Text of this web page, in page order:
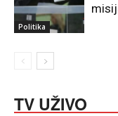
Politika
TV UŽIVO